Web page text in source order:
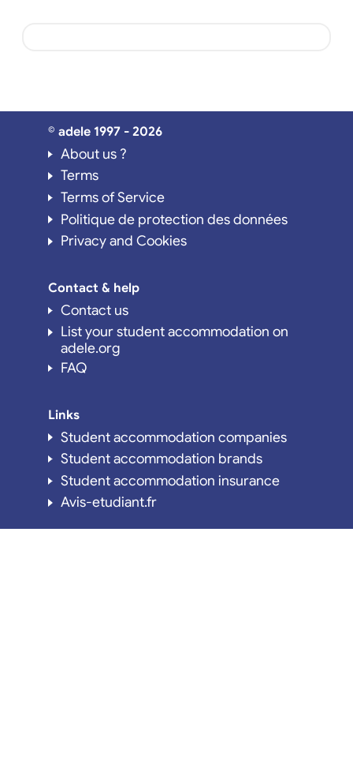
© adele 1997 - 2026
About us ?
Terms
Terms of Service
Politique de protection des données
Privacy and Cookies
Contact & help
Contact us
List your student accommodation on
adele.org
FAQ
Links
Student accommodation companies
Student accommodation brands
Student accommodation insurance
Avis-etudiant.fr